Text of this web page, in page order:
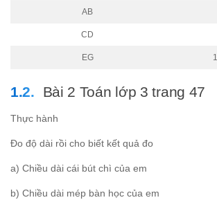
AB
CD
EG
Bài 2 Toán lớp 3 trang 47
Thực hành
Đo độ dài rồi cho biết kết quả đo
a) Chiều dài cái bút chì của em
b) Chiều dài mép bàn học của em